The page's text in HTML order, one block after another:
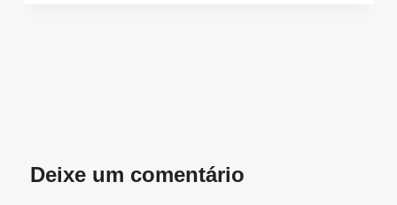
Deixe um comentário